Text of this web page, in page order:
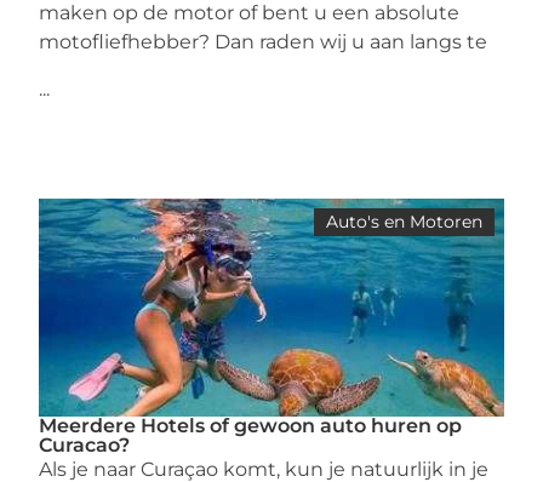
maken op de motor of bent u een absolute
motofliefhebber? Dan raden wij u aan langs te
...
Auto's en Motoren
Meerdere Hotels of gewoon auto huren op
Curacao?
Als je naar Curaçao komt, kun je natuurlijk in je